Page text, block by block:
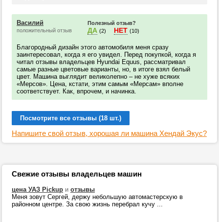
Василий
положительный отзыв
Полезный отзыв?
ДА (2) НЕТ (10)
Благородный дизайн этого автомобиля меня сразу
заинтересовал, когда я его увидел. Перед покупкой, когда я
читал отзывы владельцев Hyundai Equus, рассматривал
самые разные цветовые варианты, но, в итоге взял белый
цвет. Машина выглядит великолепно – не хуже всяких
«Мерсов». Цена, кстати, этим самым «Мерсам» вполне
соответствует. Как, впрочем, и начинка.
Посмотрите все отзывы (18 шт.)
Напишите свой отзыв, хорошая ли машина Хендай Экус?
Свежие отзывы владельцев машин
цена УАЗ Pickup и отзывы
Меня зовут Сергей, держу небольшую автомастерскую в
районном центре. За свою жизнь перебрал кучу ...